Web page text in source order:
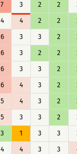
7 3 2 2
4 4 2 2
6 3 3 2
6 3 2 2
6 3 3 2
6 4 3 2
5 4 3 2
5 3 3 2
3 1 3 3
4 4 3 3